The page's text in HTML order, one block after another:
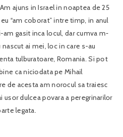
ajuns in Israel in noaptea de 25
“am coborat” intre timp, in anul
am gasit inca locul, dar cumva m-
ai mei, loc in care s-au
tulburatoare, Romania. Si pot
ca niciodata pe Mihail
de acesta am norocul sa traiesc
dulcea povara a peregrinarilor
legata.